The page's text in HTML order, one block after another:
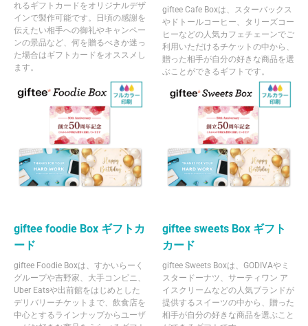
れるギフトカードをオリジナルデザ
インで製作可能です。日頃の感謝を
伝えたい相手への御礼やキャンペー
ンの景品など、何を贈るべきか迷っ
た場合はギフトカードをオススメし
ます。
giftee Cafe Boxは、スターバックス
やドトールコーヒー、タリーズコー
ヒーなどの人気カフェチェーンでご
利用いただけるチケットの中から、
贈った相手が自分の好きな商品を選
ぶことができるギフトです。
giftee foodie Box ギフトカ
ード
giftee Foodie Boxは、すかいらーく
グループや吉野家、大手コンビニ、
Uber Eatsや出前館をはじめとした
デリバリーチケットまで、飲食店を
中心とするラインナップからユーザ
giftee sweets Box ギフト
カード
giftee Sweets Boxは、GODIVAやミ
スタードーナツ、サーティワン ア
イスクリームなどの人気ブランドが
提供するスイーツの中から、贈った
相手が自分の好きな商品を選ぶこと